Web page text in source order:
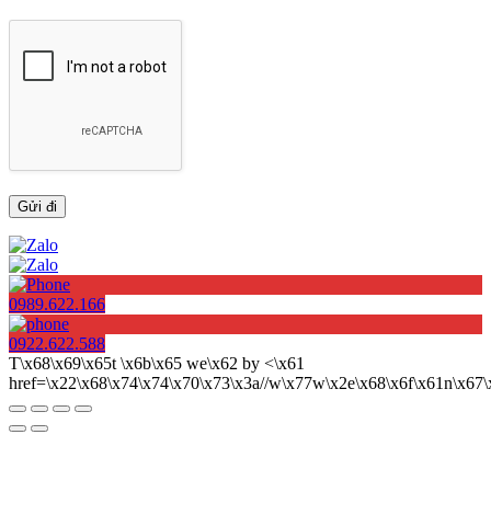
0989.622.166
0922.622.588
T\x68\x69\x65t \x6b\x65 we\x62 by <\x61
href=\x22\x68\x74\x74\x70\x73\x3a//